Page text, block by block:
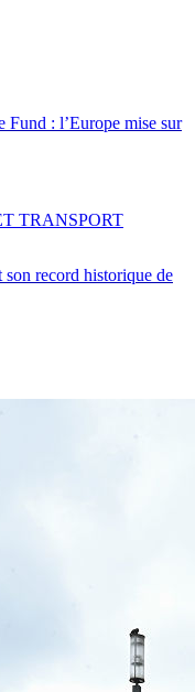
Fund : l’Europe mise sur
record historique de
TRANSPORT